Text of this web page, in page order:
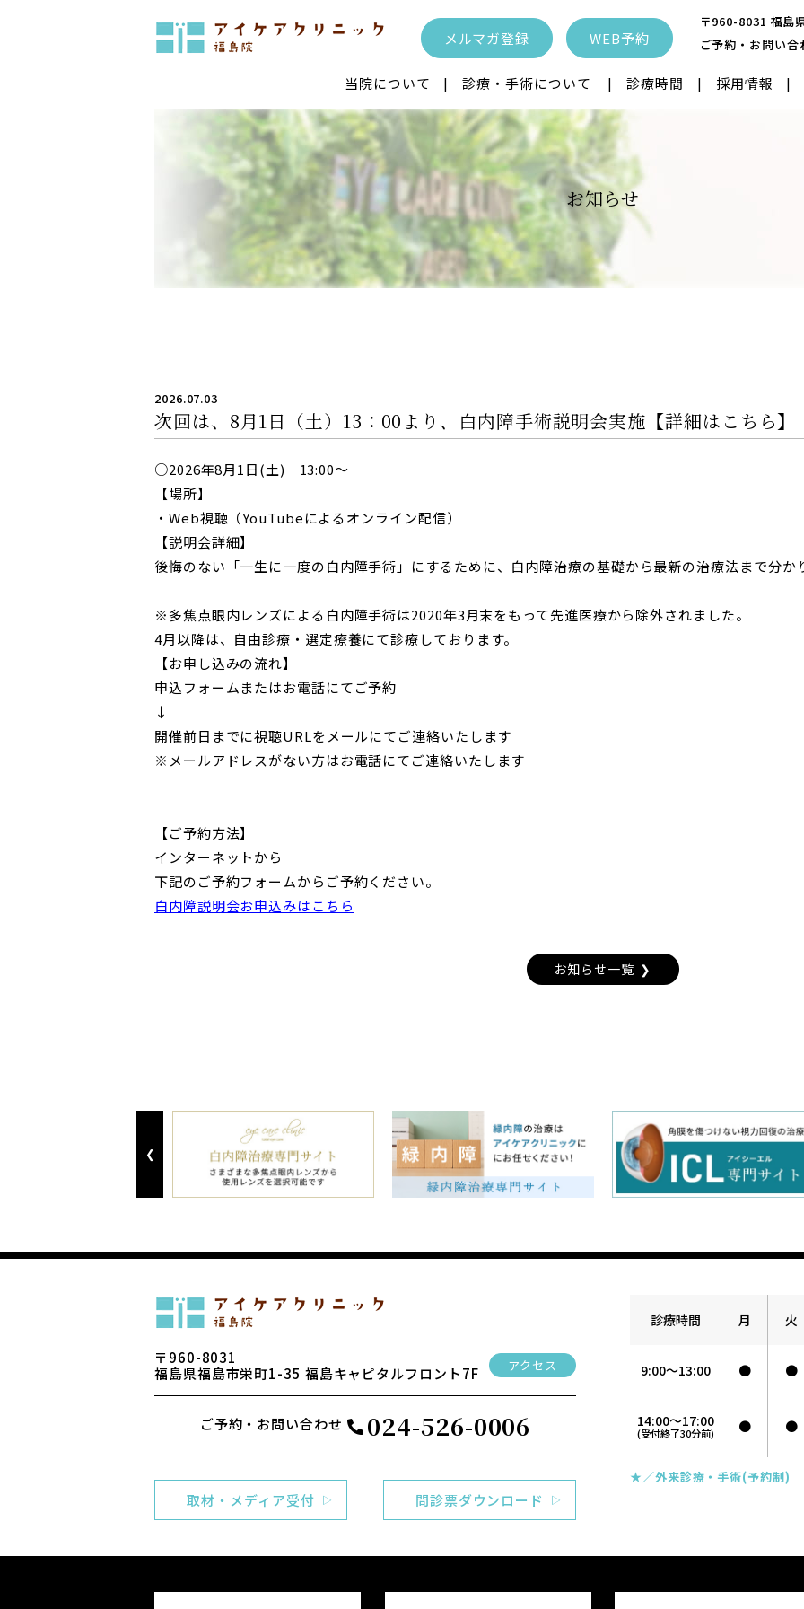
メルマガ登録 WEB予約
〒960-8031 福島
ご予約・お問い合
当院について 診療・手術について
診療・手術についてTOP
当院で行っている最新治療
白内障手術 多焦点眼内レンズ ICL IPCL
低侵襲網膜硝子体手術
黄斑変性治療 飛蚊症レーザー
結膜色素レーザー
眼ドック
AddOn
診療時間 採用情報
お知らせ
2026.07.03
次回は、8月1日（土）13：00より、白内障手術説明会実施【詳細はこちら】
○2026年8月1日(土) 13:00～
【場所】
・Web視聴（YouTubeによるオンライン配信）
【説明会詳細】
後悔のない「一生に一度の白内障手術」にするために、白内障治療の基礎から最新の治療法まで分か
※多焦点眼内レンズによる白内障手術は2020年3月末をもって先進医療から除外されました。
4月以降は、自由診療・選定療養にて診療しております。
【お申し込みの流れ】
申込フォームまたはお電話にてご予約
↓
開催前日までに視聴URLをメールにてご連絡いたします
※メールアドレスがない方はお電話にてご連絡いたします
【ご予約方法】
インターネットから
下記のご予約フォームからご予約ください。
白内障説明会お申込みはこちら
お知らせ一覧
Previous
〒960-8031
福島県福島市栄町1-35 福島キャピタルフロント7F アクセス
ご予約・お問い合わせ 024-526-0006
取材・メディア受付 問診票ダウンロード
診療時間 月 火
9:00～13:00 ● ●
14:00～17:00
(受付終了30分前) ● ●
★／外来診療・手術(予約制)